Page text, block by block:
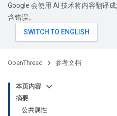
Google 会使用 AI 技术将内容翻译
含错误。
OpenThread 参考文档
本页内容
摘要
公共属性